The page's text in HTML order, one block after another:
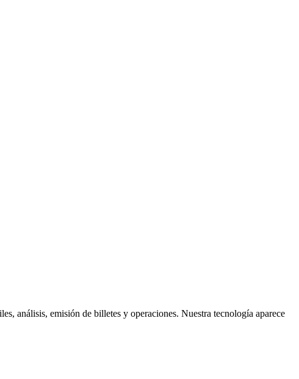
análisis, emisión de billetes y operaciones. Nuestra tecnología aparece